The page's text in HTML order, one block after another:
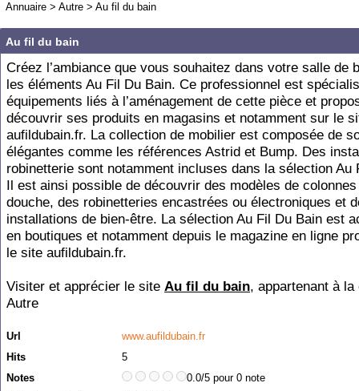
Annuaire > Autre > Au fil du bain
Au fil du bain
Créez l’ambiance que vous souhaitez dans votre salle de
les éléments Au Fil Du Bain. Ce professionnel est
équipements liés à l’aménagement de cette pièce et
découvrir ses produits en magasins et notamment sur le
aufildubain.fr. La collection de mobilier est composée de
élégantes comme les références Astrid et Bump. Des
robinetterie sont notamment incluses dans la sélection Au
Il est ainsi possible de découvrir des modèles de colonnes
douche, des robinetteries encastrées ou électroniques et
installations de bien-être. La sélection Au Fil Du Bain est
en boutiques et notamment depuis le magazine en ligne
le site aufildubain.fr.
Visiter et apprécier le site Au fil du bain, appartenant à la
Autre
Url
www.aufildubain.fr
Hits
5
Notes
0.0/5 pour 0 note